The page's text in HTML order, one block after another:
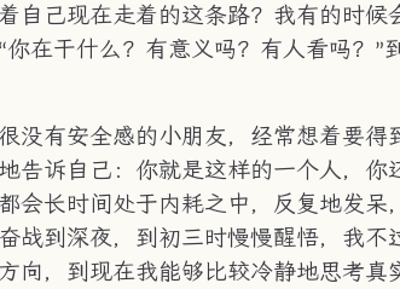
自己现在走着的这条路？我有的时
在干什么？有意义吗？有人看吗？
没有安全感的小朋友，经常想着要
告诉自己：你就是这样的一个人，
会长时间处于内耗之中，反复地发
战到深夜，到初三时慢慢醒悟，我
向，到现在我能够比较冷静地思考